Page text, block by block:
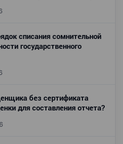
списания сомнительной
государственного
без сертификата
для составления отчета?